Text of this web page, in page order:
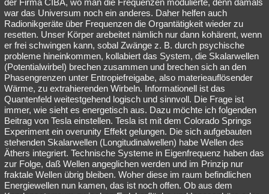
der Firma CIBA, wo man die Frequenzen modulierte, denn damals
war das Universum noch ein anderes. Daher helfen auch
Radionikgeräte über Frequenzen die Organtätigkeit wieder zu
resetten. Unser Körper arebeitet nämlich nur dann kohärent, wenn
er frei schwingen kann, sobal Zwänge z. B. durch psychische
probleme hineinkommen, kollabiert das System, die Skalarwellen
(Potentialwirbel) brechen zusammen und brechen sich an den
Phasengrenzen unter Entropiefreigabe, also materieauflösender
Wärme, zu extrahierenden Wirbeln. Informationell ist das
Quantenfeld weitestgehend logisch und sinnvoll. Die Frage ist
immer, wie sieht es energetisch aus. Dazu möchte ich folgenden
Beitrag von Tesla einstellen. Tesla ist mit dem Colorado Springs
Experiment ein overunity Effekt gelungen. Die sich aufgebauten
stehenden Skalarwellen (Longitudinalwellen) habe Wellen des
Äthers integriert. Technische Systeme in Eigenfrequenz haben das
zur Folge, daß Wellen angeglichen werden und im Prinzip nur
fraktale Wellen übrig bleiben. Woher diese im raum befindlichen
Energiewellen nun kamen, das ist noch offen. Ob aus dem